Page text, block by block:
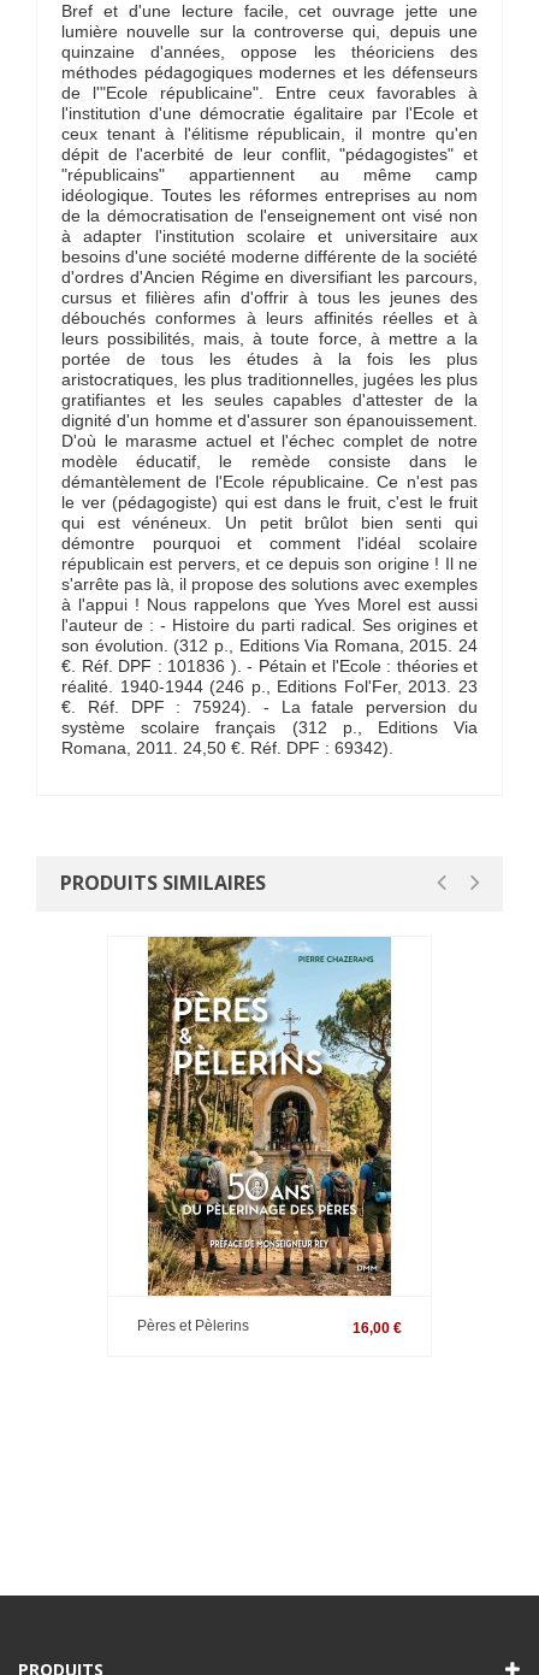
Bref et d'une lecture facile, cet ouvrage jette une
lumière nouvelle sur la controverse qui, depuis une
quinzaine d'années, oppose les théoriciens des
méthodes pédagogiques modernes et les défenseurs
de l'"Ecole républicaine". Entre ceux favorables à
l'institution d'une démocratie égalitaire par l'Ecole et
ceux tenant à l'élitisme républicain, il montre qu'en
dépit de l'acerbité de leur conflit, "pédagogistes" et
"républicains" appartiennent au même camp
idéologique. Toutes les réformes entreprises au nom
de la démocratisation de l'enseignement ont visé non
à adapter l'institution scolaire et universitaire aux
besoins d'une société moderne différente de la société
d'ordres d'Ancien Régime en diversifiant les parcours,
cursus et filières afin d'offrir à tous les jeunes des
débouchés conformes à leurs affinités réelles et à
leurs possibilités, mais, à toute force, à mettre a la
portée de tous les études à la fois les plus
aristocratiques, les plus traditionnelles, jugées les plus
gratifiantes et les seules capables d'attester de la
dignité d'un homme et d'assurer son épanouissement.
D'où le marasme actuel et l'échec complet de notre
modèle éducatif, le remède consiste dans le
démantèlement de l'Ecole républicaine. Ce n'est pas
le ver (pédagogiste) qui est dans le fruit, c'est le fruit
qui est vénéneux. Un petit brûlot bien senti qui
démontre pourquoi et comment l'idéal scolaire
républicain est pervers, et ce depuis son origine ! Il ne
s'arrête pas là, il propose des solutions avec exemples
à l'appui ! Nous rappelons que Yves Morel est aussi
l'auteur de : - Histoire du parti radical. Ses origines et
son évolution. (312 p., Editions Via Romana, 2015. 24
€. Réf. DPF : 101836 ). - Pétain et l'Ecole : théories et
réalité. 1940-1944 (246 p., Editions Fol'Fer, 2013. 23
€. Réf. DPF : 75924). - La fatale perversion du
système scolaire français (312 p., Editions Via
Romana, 2011. 24,50 €. Réf. DPF : 69342).
PRODUITS SIMILAIRES
Pères et Pèlerins 16,00 €
PRODUITS